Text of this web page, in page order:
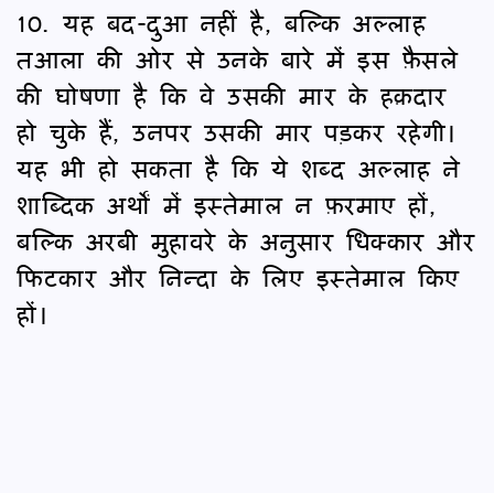
10. यह बद-दुआ नहीं है, बल्कि अल्लाह
तआला की ओर से उनके बारे में इस फ़ैसले
की घोषणा है कि वे उसकी मार के हक़दार
हो चुके हैं, उनपर उसकी मार पड़कर रहेगी।
यह भी हो सकता है कि ये शब्द अल्लाह ने
शाब्दिक अर्थों में इस्तेमाल न फ़रमाए हों,
बल्कि अरबी मुहावरे के अनुसार धिक्कार और
फिटकार और निन्दा के लिए इस्तेमाल किए
हों।